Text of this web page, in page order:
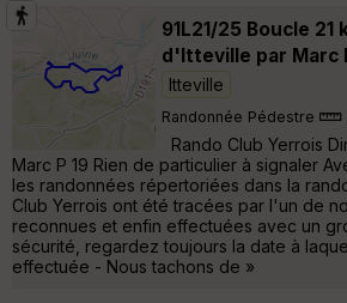
91L21/25 Boucle 21
d'Itteville par Marc
Itteville
Randonnée Pédestre
Rando Club Yerrois
Marc P 19 Rien de particulier à signaler
les randonnées répertoriées dans la
Club Yerrois ont été tracées par l'un de
reconnues et enfin effectuées avec un
sécurité, regardez toujours la date à
effectuée - Nous tachons de »